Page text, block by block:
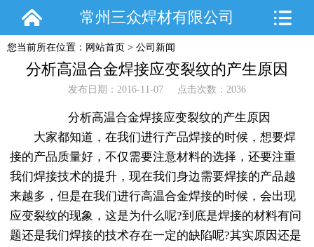
常州三众焊材有限公司
您当前所在位置： 网站首页 > 公司新闻
分析高温合金焊接应变裂纹的产生原因
发布日期：2016-11-07 点击次数：2036
分析高温合金焊接应变裂纹的产生原因
大家都知道，在我们进行产品焊接的时候，想要焊
接的产品质量好，不仅需要注意材料的选择，还要注重
我们焊接技术的提升，现在我们身边需要焊接的产品越
来越多，但是在我们进行高温合金焊接的时候，会出现
应变裂纹的现象，这是为什么呢?到底是焊接的材料有问
题还是我们焊接的技术存在一定的缺陷呢?其实原因还是